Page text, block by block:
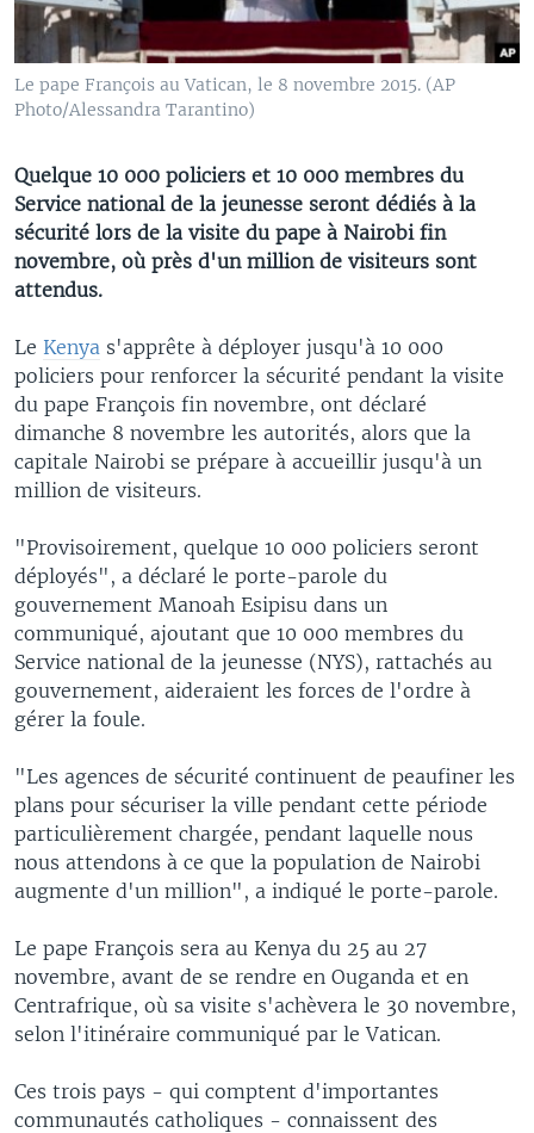
Le pape François au Vatican, le 8 novembre 2015. (AP
Photo/Alessandra Tarantino)
Quelque 10 000 policiers et 10 000 membres du
Service national de la jeunesse seront dédiés à la
sécurité lors de la visite du pape à Nairobi fin
novembre, où près d'un million de visiteurs sont
attendus.
Le Kenya s'apprête à déployer jusqu'à 10 000
policiers pour renforcer la sécurité pendant la visite
du pape François fin novembre, ont déclaré
dimanche 8 novembre les autorités, alors que la
capitale Nairobi se prépare à accueillir jusqu'à un
million de visiteurs.
"Provisoirement, quelque 10 000 policiers seront
déployés", a déclaré le porte-parole du
gouvernement Manoah Esipisu dans un
communiqué, ajoutant que 10 000 membres du
Service national de la jeunesse (NYS), rattachés au
gouvernement, aideraient les forces de l'ordre à
gérer la foule.
"Les agences de sécurité continuent de peaufiner les
plans pour sécuriser la ville pendant cette période
particulièrement chargée, pendant laquelle nous
nous attendons à ce que la population de Nairobi
augmente d'un million", a indiqué le porte-parole.
Le pape François sera au Kenya du 25 au 27
novembre, avant de se rendre en Ouganda et en
Centrafrique, où sa visite s'achèvera le 30 novembre,
selon l'itinéraire communiqué par le Vatican.
Ces trois pays - qui comptent d'importantes
communautés catholiques - connaissent des